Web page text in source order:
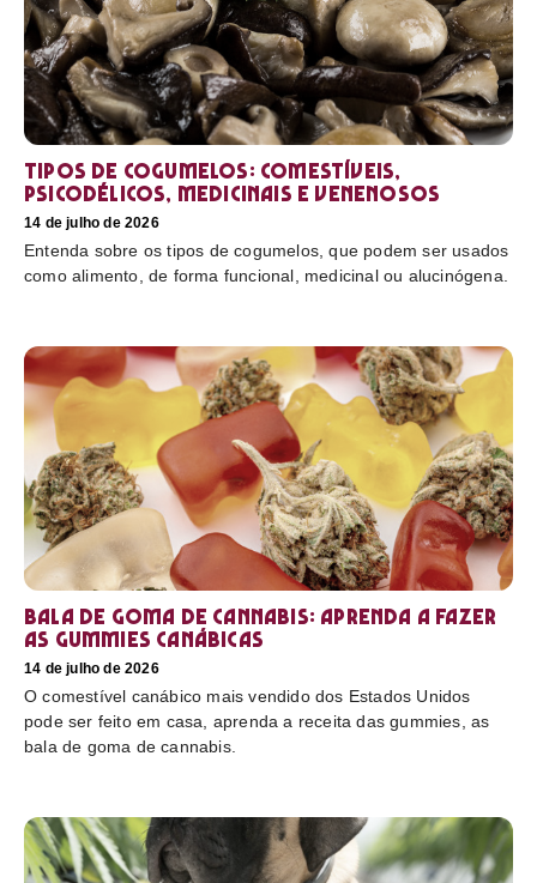
Tipos de cogumelos: comestíveis,
psicodélicos, medicinais e venenosos
14 de julho de 2026
Entenda sobre os tipos de cogumelos, que podem ser usados
como alimento, de forma funcional, medicinal ou alucinógena.
Bala de goma de cannabis: aprenda a fazer
as gummies canábicas
14 de julho de 2026
O comestível canábico mais vendido dos Estados Unidos
pode ser feito em casa, aprenda a receita das gummies, as
bala de goma de cannabis.